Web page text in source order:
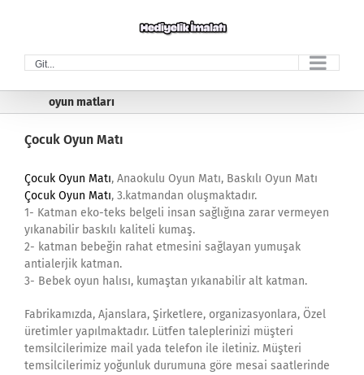
Git...
oyun matları
Çocuk Oyun Matı
Çocuk Oyun Matı, Anaokulu Oyun Matı, Baskılı Oyun Matı
Çocuk Oyun Matı, 3.katmandan oluşmaktadır.
1- Katman eko-teks belgeli insan sağlığına zarar vermeyen
yıkanabilir baskılı kaliteli kumaş.
2- katman bebeğin rahat etmesini sağlayan yumuşak
antialerjik katman.
3- Bebek oyun halısı, kumaştan yıkanabilir alt katman.
Fabrikamızda, Ajanslara, Şirketlere, organizasyonlara, Özel
üretimler yapılmaktadır. Lütfen taleplerinizi müşteri
temsilcilerimize mail yada telefon ile iletiniz. Müşteri
temsilcilerimiz yoğunluk durumuna göre mesai saatlerinde